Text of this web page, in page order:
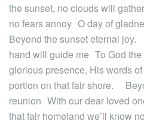
the sunset, no clouds will
no fears annoy O day of
Beyond the sunset eternal
hand will guide me To God
glorious presence, His words
portion on that fair shore.
reunion With our dear loved
that fair homeland we’ll know